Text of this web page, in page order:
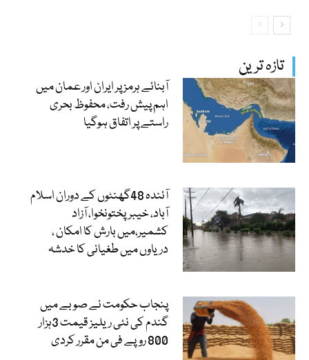
تازہ ترین
آبنائے ہرمز پر ایران اور عمان میں
اہم پیش رفت، محفوظ بحری
راستے پر اتفاق ہوگیا
آئندہ 48گھنٹوں کے دوران اسلام
آباد، خیبرپختونخوا، آزاد
کشمیر،میں بارش کا امکان ،
دریاوں میں طغیانی کا خدشہ
پنجاب حکومت نے صوبے میں
گندم کی نئی ریلیز قیمت 3ہزار
800 روپے فی من مقرر کردی